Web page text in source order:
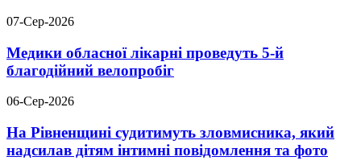
07-Сер-2026
Медики обласної лікарні проведуть 5-й
благодійний велопробіг
06-Сер-2026
На Рівненщині судитимуть зловмисника, який
надсилав дітям інтимні повідомлення та фото